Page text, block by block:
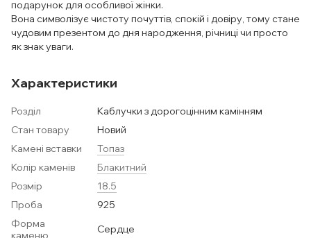
подарунок для особливої жінки.
Вона символізує чистоту почуттів, спокій і довіру, тому стане
чудовим презентом до дня народження, річниці чи просто
як знак уваги.
Характеристики
Розділ
Каблучки з дорогоцінним камінням
Стан товару
Новий
Камені вставки
Топаз
Колір каменів
Блакитний
Розмір
18.5
Проба
925
Форма
каменю
Сердце